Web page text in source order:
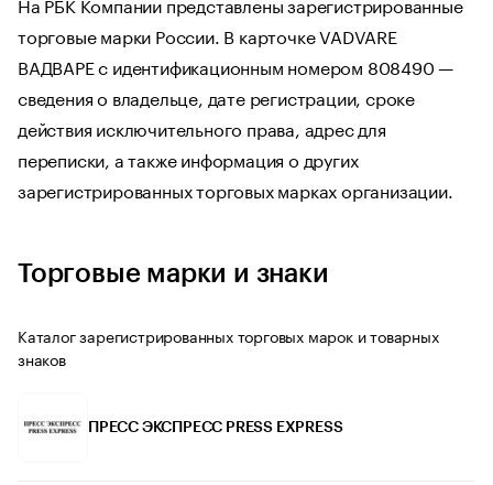
торговые марки России. В карточке VADVARE
ВАДВАРЕ с идентификационным номером 808490 —
сведения о владельце, дате регистрации, сроке
действия исключительного права, адрес для
переписки, а также информация о других
зарегистрированных торговых марках организации.
Торговые марки и знаки
Каталог зарегистрированных торговых марок и товарных
знаков
ПРЕСС ЭКСПРЕСС PRESS EXPRESS